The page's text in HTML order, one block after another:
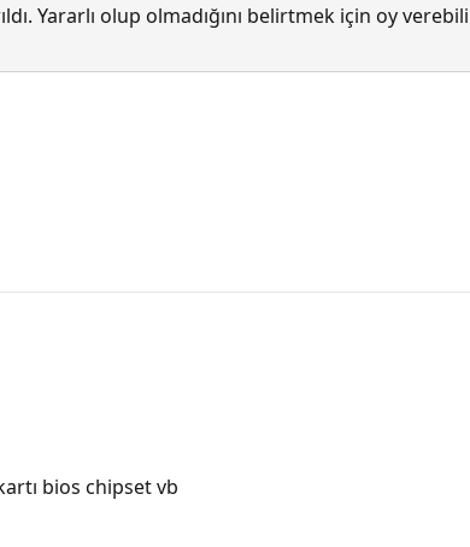
Yararlı olup olmadığını belirtmek için oy
bios chipset vb